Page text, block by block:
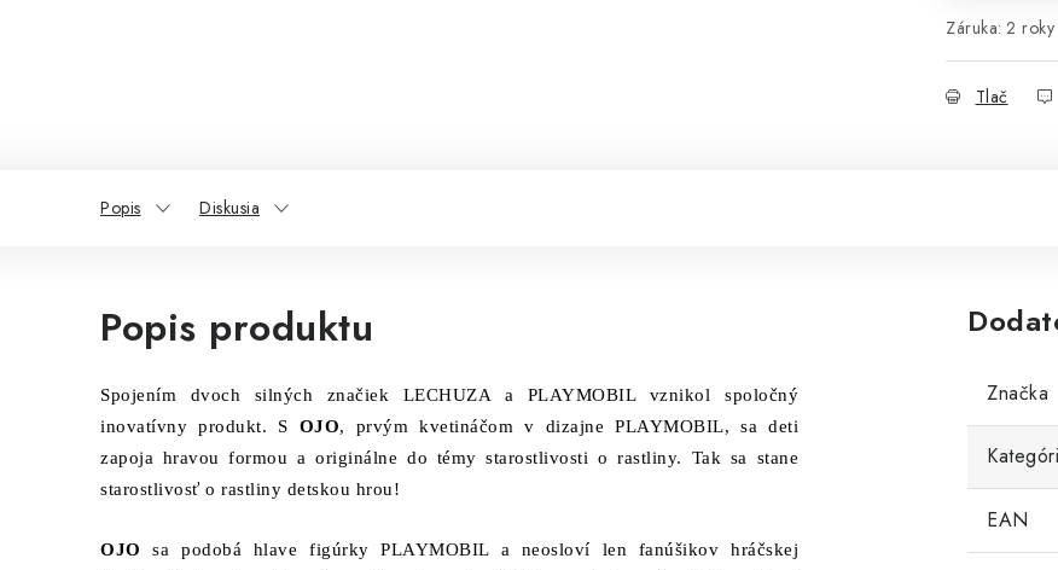
Záruka: 2 roky
Tlač
Popis Diskusia
Popis produktu
Spojením dvoch silných značiek LECHUZA a PLAYMOBIL vznikol spoločný
inovatívny produkt. S OJO, prvým kvetináčom v dizajne PLAYMOBIL, sa deti
zapoja hravou formou a originálne do témy starostlivosti o rastliny. Tak sa stane
starostlivosť o rastliny detskou hrou!
OJO sa podobá hlave figúrky PLAYMOBIL a neosloví len fanúšikov hráčskej
Značka
EAN